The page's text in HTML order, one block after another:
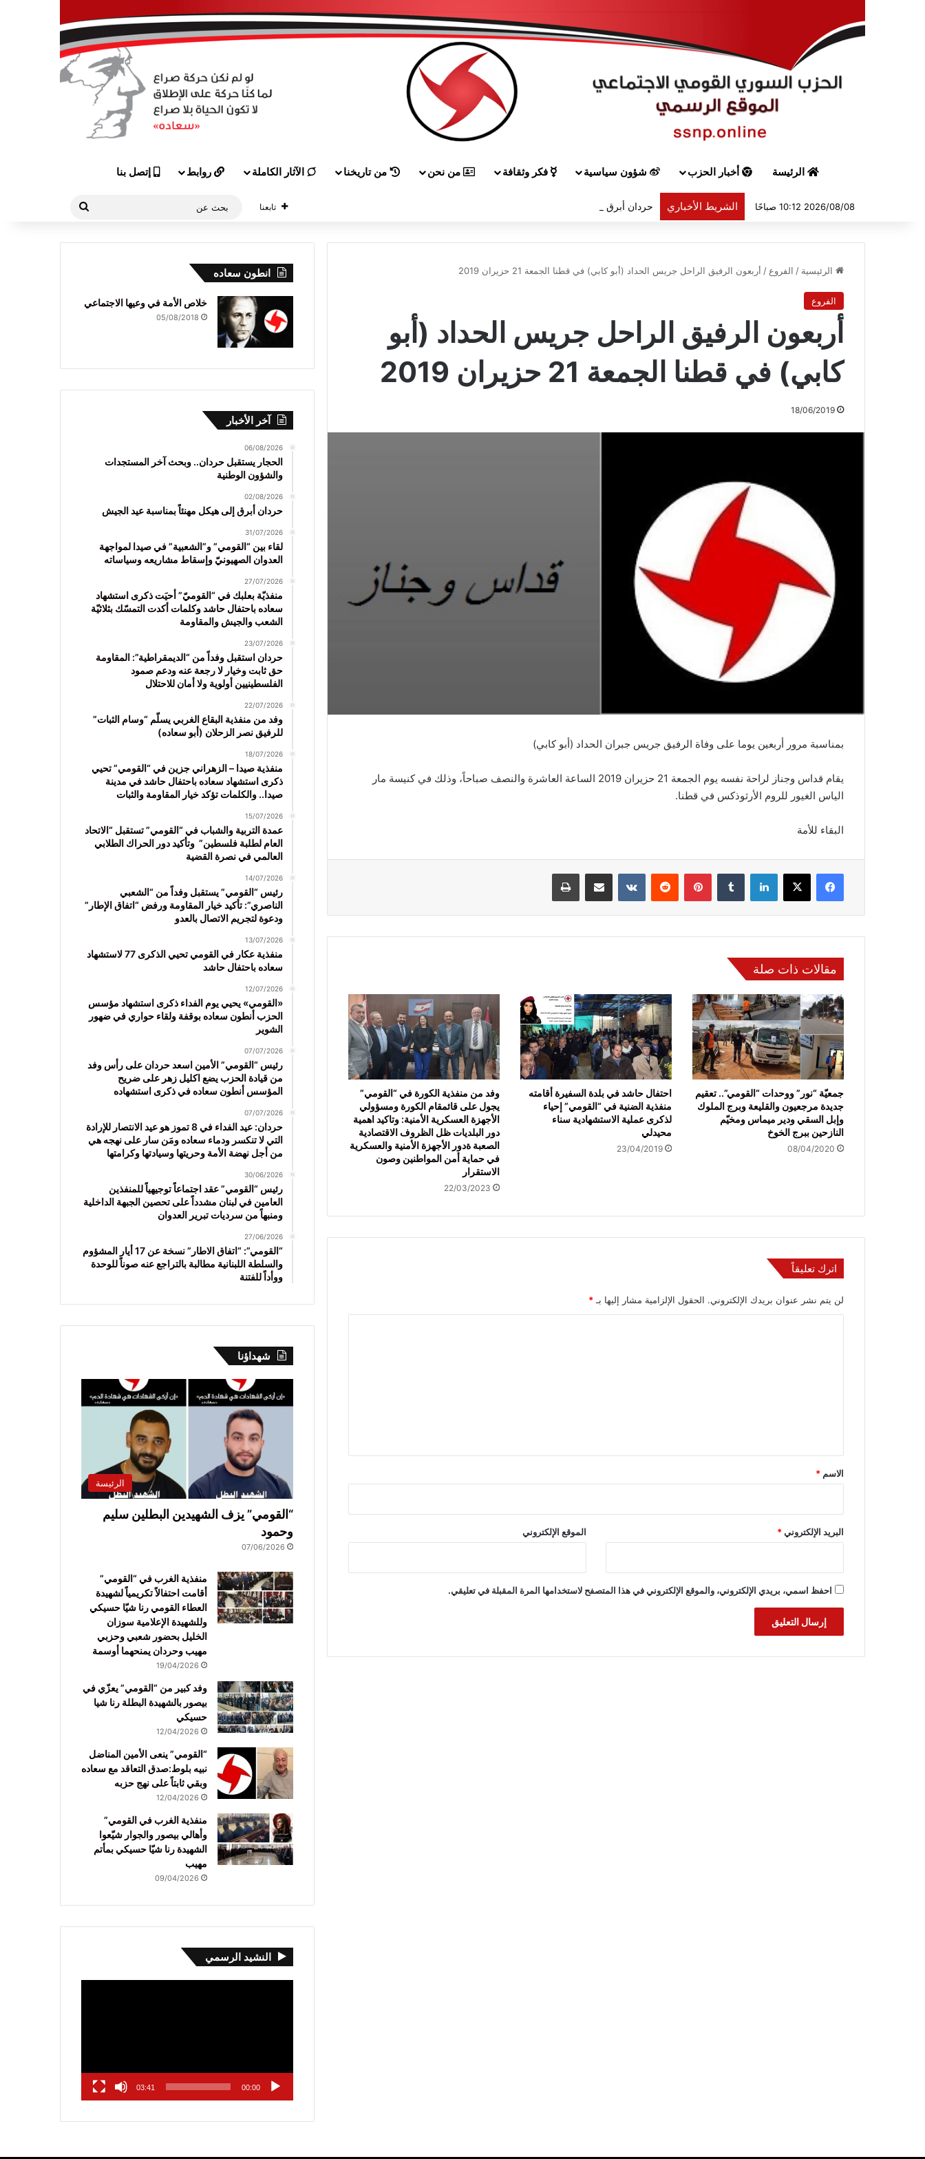
الرئيسة أخبار الحزب شؤون سياسية فكر وثقافة من نحن من تاريخنا الآثار الكاملة روابط إتصل بنا
2026/08/08 10:12 صباحًا الشريط الأخباري حردان أبرق إلى هيكل مهنئاً بمناسبة عيد الجيش تابعنا
الرئيسية / الفروع / أربعون الرفيق الراحل جريس الحداد (أبو كابي) في قطنا الجمعة 21 حزيران 2019
الفروع
أربعون الرفيق الراحل جريس الحداد (أبو
كابي) في قطنا الجمعة 21 حزيران 2019
18/06/2019
بمناسبة مرور أربعين يوما على وفاة الرفيق جريس جبران الحداد (أبو كابي)
يقام قداس وجناز لراحة نفسه يوم الجمعة 21 حزيران 2019 الساعة العاشرة والنصف صباحاً، وذلك في كنيسة مار
الياس الغيور للروم الأرثوذكس في قطنا.
البقاء للأمة
فيسبوك لينكدإن بينتيريست
مقالات ذات صلة
جمعيّة “نور” ووحدات “القومي”.. تعقيم
جديدة مرجعيون والقليعة وبرج الملوك
وإبل السقي ودير ميماس ومخيّم
النازحين ببرج الخوخ
08/04/2020
احتفال حاشد في بلدة السفيرة أقامته
منفذية الضنية في “القومي” إحياء
لذكرى عملية الاستشهادية سناء
محيدلي
23/04/2019
وفد من منفذية الكورة في “القومي”
يجول على قائمقام الكورة ومسؤولي
الأجهزة العسكرية الأمنية: وتاكيد اهمية
دور البلديات ظل الظروف الاقتصادية
الصعبة ةدور الأجهزة الأمنية والعسكرية
في حماية أمن المواطنين وصون
الاستقرار
22/03/2023
اترك تعليقاً
لن يتم نشر عنوان بريدك الإلكتروني. الحقول الإلزامية مشار إليها بـ *
*
الاسم *
البريد الإلكتروني* الموقع الإلكتروني
احفظ اسمي، بريدي الإلكتروني، والموقع الإلكتروني في هذا المتصفح لاستخدامها المرة المقبلة في تعليقي.
انطون سعاده
خلاص الأمة في وعيها الاجتماعي
05/08/2018
آخر الأخبار
06/08/2026
الحجار يستقبل حردان.. وبحث آخر المستجدات
والشؤون الوطنية
02/08/2026
حردان أبرق إلى هيكل مهنئاً بمناسبة عيد الجيش
31/07/2026
لقاء بين “القومي” و”الشعبية” في صيدا لمواجهة
العدوان الصهيونيّ وإسقاط مشاريعه وسياساته
27/07/2026
منفذيّة بعلبك في “القوميّ” أحيَت ذكرى استشهاد
سعاده باحتفال حاشد وكلمات أكدت التمسّك بثلاثيّة
الشعب والجيش والمقاومة
23/07/2026
حردان استقبل وفداً من “الديمقراطية”: المقاومة
حق ثابت وخيار لا رجعة عنه ودعم صمود
الفلسطينيين أولوية ولا أمان للاحتلال
22/07/2026
وفد من منفذية البقاع الغربي يسلّم “وسام الثبات”
للرفيق نصر الزحلان (أبو سعاده)
18/07/2026
منفذية صيدا – الزهراني جزين في “القومي” تحيي
ذكرى استشهاد سعاده باحتفال حاشد في مدينة
صيدا.. والكلمات تؤكد خيار المقاومة والثبات
15/07/2026
عمدة التربية والشباب في “القومي” تستقبل “الاتحاد
العام لطلبة فلسطين” وتأكيد دور الحراك الطلابي
العالمي في نصرة القضية
14/07/2026
رئيس “القومي” يستقبل وفداً من “الشعبي
الناصري”: تأكيد خيار المقاومة ورفض “اتفاق الإطار”
ودعوة لتجريم الاتصال بالعدو
13/07/2026
منفذية عكار في القومي تحيي الذكرى 77 لاستشهاد
سعاده باحتفال حاشد
12/07/2026
«القومي» يحيي يوم الفداء ذكرى استشهاد مؤسس
الحزب أنطون سعاده بوقفة ولقاء حواري في ضهور
الشوير
07/07/2026
رئيس “القومي” الأمين اسعد حردان على رأس وفد
من قيادة الحزب يضع اكليل زهر على ضريح
المؤسس أنطون سعاده في ذكرى استشهاده
07/07/2026
حردان: عيد الفداء في 8 تموز هو عيد الانتصار للإرادة
التي لا تنكسر ودماء سعاده ومَن سار على نهجه هي
من أجل نهضة الأمة وحريتها وسيادتها وكرامتها
30/06/2026
رئيس “القومي” عقد اجتماعاً توجيهياً للمنفذين
العامين في لبنان مشدداً على تحصين الجبهة الداخلية
ومنبهاً من سرديات تبرير العدوان
27/06/2026
“القومي”: “اتفاق الاطار” نسخة عن 17 أيار المشؤوم
والسلطة اللبنانية مطالبة بالتراجع عنه صوناً للوحدة
ووأداً للفتنة
شهداؤنا
الرئيسة
“القومي” يزف الشهيدين البطلين سليم
وحمود
07/06/2026
منفذية الغرب في “القومي”
أقامت احتفالاً تكريمياً لشهيدة
العطاء القومي رنا شيّا حسيكي
وللشهيدة الإعلامية سوزان
الخليل بحضور شعبي وحزبي
مهيب وحردان يمنحهما أوسمة
19/04/2026
وفد كبير من “القومي” يعزّي في
بيصور بالشهيدة البطلة رنا شيا
حسيكي
12/04/2026
“القومي” ينعى الأمين المناضل
نبيه بلوط:صدق التعاقد مع سعاده
وبقي ثابتاً على نهج حزبه
12/04/2026
منفذية الغرب في القومي”
وأهالي بيصور والجوار شيّعوا
الشهيدة رنا شيّا حسيكي بمأتم
مهيب
09/04/2026
النشيد الرسمي
00:00
03:41